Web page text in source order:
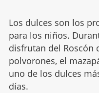
Los dulces son los
para los niños.
disfrutan del Roscón
polvorones, el
uno de los dulces
días.